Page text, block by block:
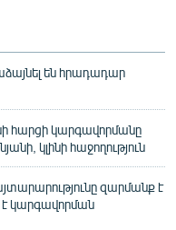
են հրադադար
հարցի կարգավորմանը
կլինի հաջողություն
զարմանք է
կարգավորման